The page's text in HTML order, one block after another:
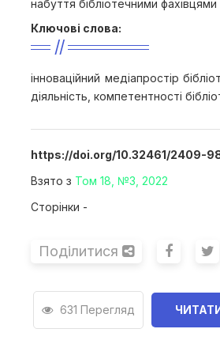
набуття бібліотечними
Ключові слова:
інноваційний медіапростір
діяльність, компетентності
https://doi.org/10.32461/2409-
Взято з Том 18, №3, 2022
Сторінки -
Поділитися
631 Перегляд